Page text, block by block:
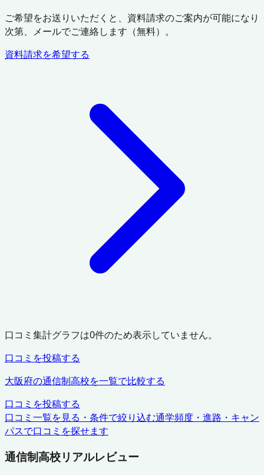
ご希望をお送りいただくと、資料請求のご案内が可能になり
次第、メールでご連絡します（無料）。
資料請求を希望する
口コミ集計グラフは0件のため表示していません。
口コミを投稿する
大阪府の通信制高校を一覧で比較する
口コミを投稿する
口コミ一覧を見る・条件で絞り込む通学頻度・進路・キャン
パスで口コミを探せます
通信制高校リアルレビュー